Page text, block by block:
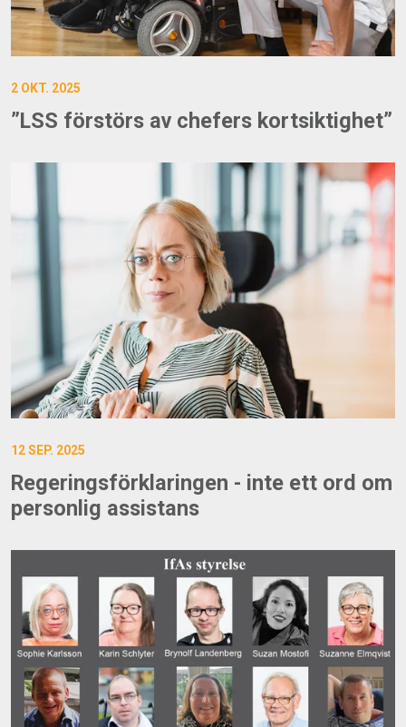
2 OKT. 2025
”LSS förstörs av chefers kortsiktighet”
12 SEP. 2025
Regeringsförklaringen - inte ett ord om
personlig assistans